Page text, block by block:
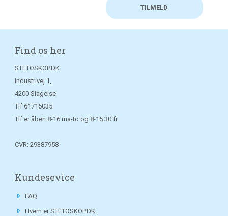
Find os her
STETOSKOP.DK
Industrivej 1,
4200 Slagelse
Tlf 61715035
Tlf er åben 8-16 ma-to og 8-15.30 fr
CVR: 29387958
Kundesevice
FAQ
Hvem er STETOSKOP.DK